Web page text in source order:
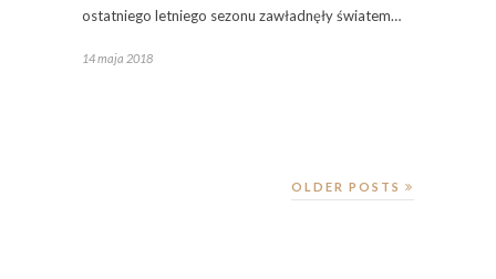
ostatniego letniego sezonu zawładnęły światem…
14 maja 2018
OLDER POSTS